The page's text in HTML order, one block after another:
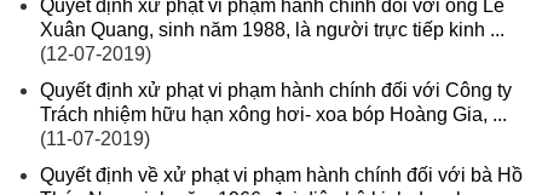
Quyết định xử phạt vi phạm hành chính đối với ông Lê
Xuân Quang, sinh năm 1988, là người trực tiếp kinh ...
(12-07-2019)
Quyết định xử phạt vi phạm hành chính đối với Công ty
Trách nhiệm hữu hạn xông hơi- xoa bóp Hoàng Gia, ...
(11-07-2019)
Quyết định về xử phạt vi phạm hành chính đối với bà Hồ